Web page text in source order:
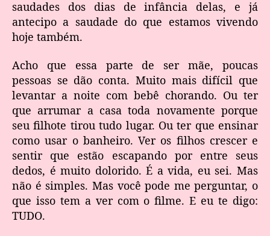
saudades dos dias de infância delas, e já
antecipo a saudade do que estamos vivendo
hoje também.
Acho que essa parte de ser mãe, poucas
pessoas se dão conta. Muito mais difícil que
levantar a noite com bebê chorando. Ou ter
que arrumar a casa toda novamente porque
seu filhote tirou tudo lugar. Ou ter que ensinar
como usar o banheiro. Ver os filhos crescer e
sentir que estão escapando por entre seus
dedos, é muito dolorido. É a vida, eu sei. Mas
não é simples. Mas você pode me perguntar, o
que isso tem a ver com o filme. E eu te digo:
TUDO.